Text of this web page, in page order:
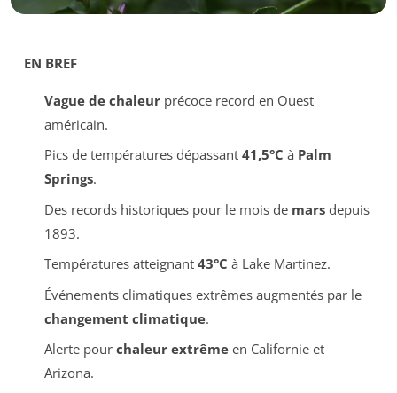
EN BREF
Vague de chaleurprécoce record en Ouest
américain.
Pics de températures dépassant 41,5°C à Palm
Springs.
Des records historiques pour le mois de marsdepuis
1893.
Températures atteignant 43°C à Lake Martinez.
Événements climatiques extrêmes augmentés par le
changement climatique.
Alerte pour chaleur extrêmeen Californie et
Arizona.